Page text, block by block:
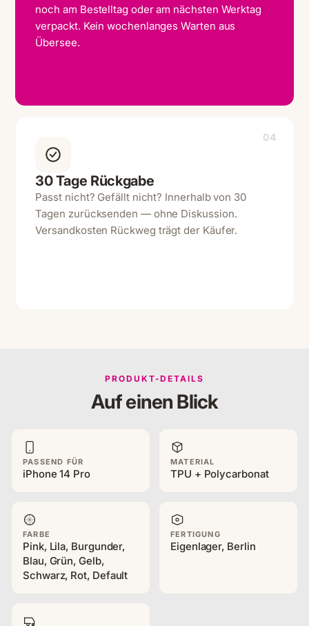
noch am Bestelltag oder am nächsten Werktag
verpackt. Kein wochenlanges Warten aus
Übersee.
04
30 Tage Rückgabe
Passt nicht? Gefällt nicht? Innerhalb von 30
Tagen zurücksenden — ohne Diskussion.
Versandkosten Rückweg trägt der Käufer.
PRODUKT-DETAILS
Auf einen Blick
PASSEND FÜR
iPhone 14 Pro
MATERIAL
TPU + Polycarbonat
FARBE
Pink, Lila, Burgunder,
Blau, Grün, Gelb,
Schwarz, Rot, Default
FERTIGUNG
Eigenlager, Berlin